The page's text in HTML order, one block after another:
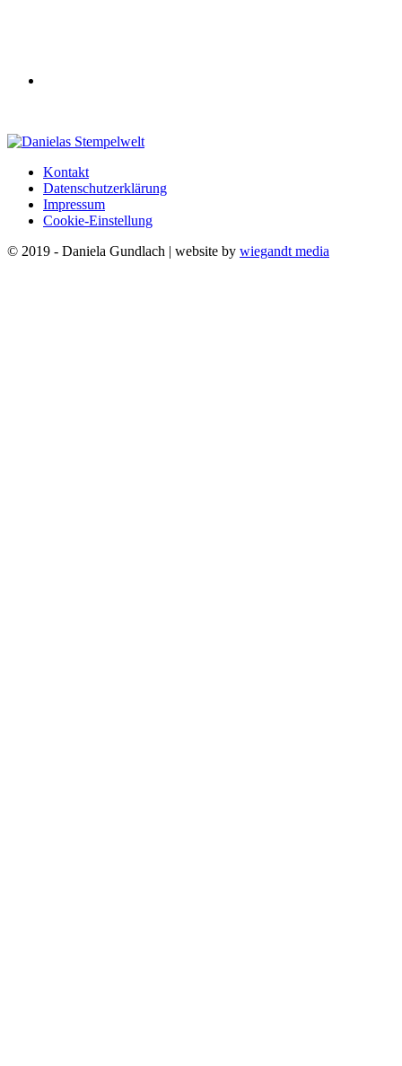
Kontakt
Datenschutzerklärung
Impressum
Cookie-Einstellung
© 2019 - Daniela Gundlach | website by wiegandt media